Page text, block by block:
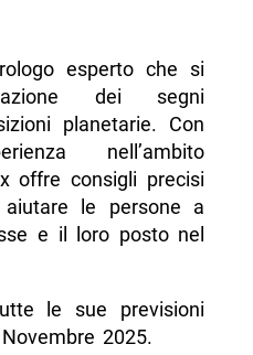
esperto che si
dei segni
planetarie. Con
nell’ambito
offre consigli precisi
le persone a
e il loro posto nel
le sue previsioni
2025.